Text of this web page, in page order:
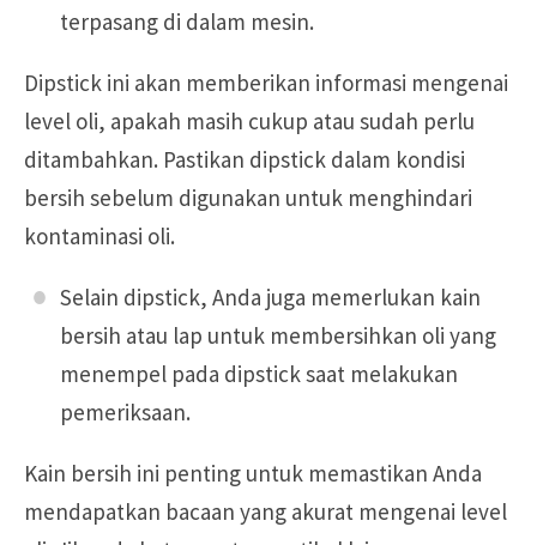
terpasang di dalam mesin.
Dipstick ini akan memberikan informasi mengenai
level oli, apakah masih cukup atau sudah perlu
ditambahkan. Pastikan dipstick dalam kondisi
bersih sebelum digunakan untuk menghindari
kontaminasi oli.
Selain dipstick, Anda juga memerlukan kain
bersih atau lap untuk membersihkan oli yang
menempel pada dipstick saat melakukan
pemeriksaan.
Kain bersih ini penting untuk memastikan Anda
mendapatkan bacaan yang akurat mengenai level